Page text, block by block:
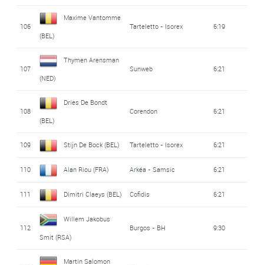
106
Maxime Vantomme
(BEL)
Tarteletto - Isorex 6:19
107
Thymen Arensman
(NED)
Sunweb 6:21
108
Dries De Bondt
(BEL)
Corendon 6:21
109 Stijn De Bock (BEL) Tarteletto - Isorex 6:21
110 Alan Riou (FRA) Arkéa - Samsic 6:21
111 Dimitri Claeys (BEL) Cofidis 6:21
112
Willem Jakobus
Smit (RSA)
Burgos - BH 9:30
Martin Salomon